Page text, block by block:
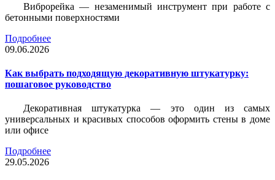
Виброрейка — незаменимый инструмент при работе с
бетонными поверхностями
Подробнее
09.06.2026
Как выбрать подходящую декоративную штукатурку:
пошаговое руководство
Декоративная штукатурка — это один из самых
универсальных и красивых способов оформить стены в доме
или офисе
Подробнее
29.05.2026